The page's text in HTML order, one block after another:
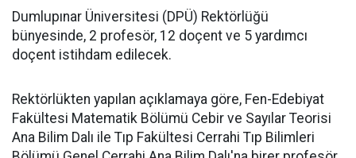
Dumlupınar Üniversitesi (DPÜ) Rektörlüğü
bünyesinde, 2 profesör, 12 doçent ve 5 yardımcı
doçent istihdam edilecek.
Rektörlükten yapılan açıklamaya göre, Fen-Edebiyat
Fakültesi Matematik Bölümü Cebir ve Sayılar Teorisi
Ana Bilim Dalı ile Tıp Fakültesi Cerrahi Tıp Bilimleri